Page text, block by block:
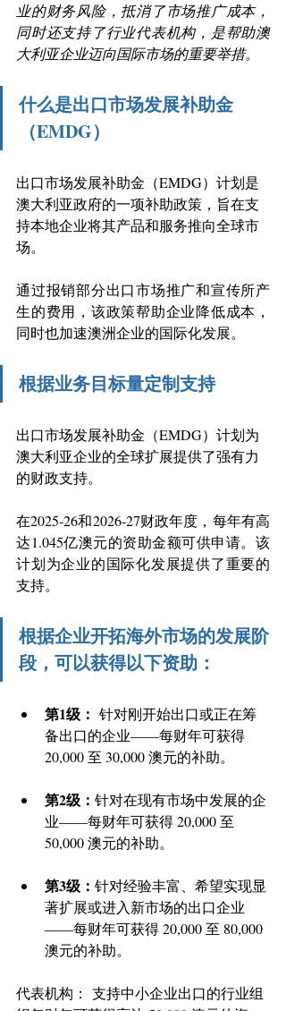
业的财务风险，抵消了市场推广成本，
同时还支持了行业代表机构，是帮助澳
大利亚企业迈向国际市场的重要举措。
什么是出口市场发展补助金
（EMDG）
出口市场发展补助金（EMDG）计划是
澳大利亚政府的一项补助政策，旨在支
持本地企业将其产品和服务推向全球市
场。
通过报销部分出口市场推广和宣传所产
生的费用，该政策帮助企业降低成本，
同时也加速澳洲企业的国际化发展。
根据业务目标量定制支持
出口市场发展补助金（EMDG）计划为
澳大利亚企业的全球扩展提供了强有力
的财政支持。
在2025-26和2026-27财政年度，每年有高
达1.045亿澳元的资助金额可供申请。该
计划为企业的国际化发展提供了重要的
支持。
根据企业开拓海外市场的发展阶
段，可以获得以下资助：
第1级： 针对刚开始出口或正在筹
备出口的企业——每财年可获得
20,000 至 30,000 澳元的补助。
第2级： 针对在现有市场中发展的企
业——每财年可获得 20,000 至
50,000 澳元的补助。
第3级： 针对经验丰富、希望实现显
著扩展或进入新市场的出口企业
——每财年可获得 20,000 至 80,000
澳元的补助。
代表机构： 支持中小企业出口的行业组